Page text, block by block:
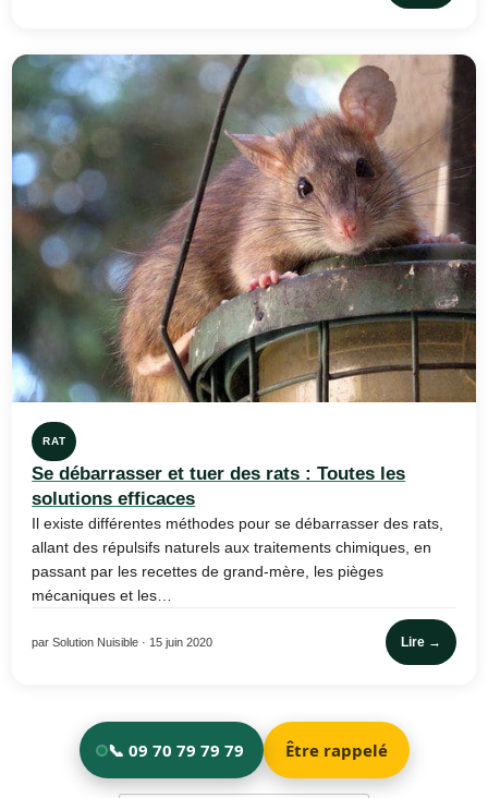
RAT
Se débarrasser et tuer des rats : Toutes les
solutions efficaces
Il existe différentes méthodes pour se débarrasser des rats,
allant des répulsifs naturels aux traitements chimiques, en
passant par les recettes de grand-mère, les pièges
mécaniques et les…
par Solution Nuisible · 15 juin 2020 Lire →